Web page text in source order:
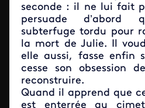
seconde : il ne lui fait
persuade d’abord
subterfuge tordu pour
la mort de Julie. Il
elle aussi, fasse enfin
cesse son obsession
reconstruire.
Quand il apprend que
est enterrée au